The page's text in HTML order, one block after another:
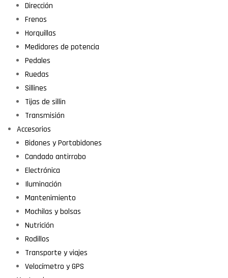
Dirección
Frenos
Horquillas
Medidores de potencia
Pedales
Ruedas
Sillines
Tijas de sillin
Transmisión
Accesorios
Bidones y Portabidones
Candado antirrobo
Electrónica
Iluminación
Mantenimiento
Mochilas y bolsas
Nutrición
Rodillos
Transporte y viajes
Velocímetro y GPS